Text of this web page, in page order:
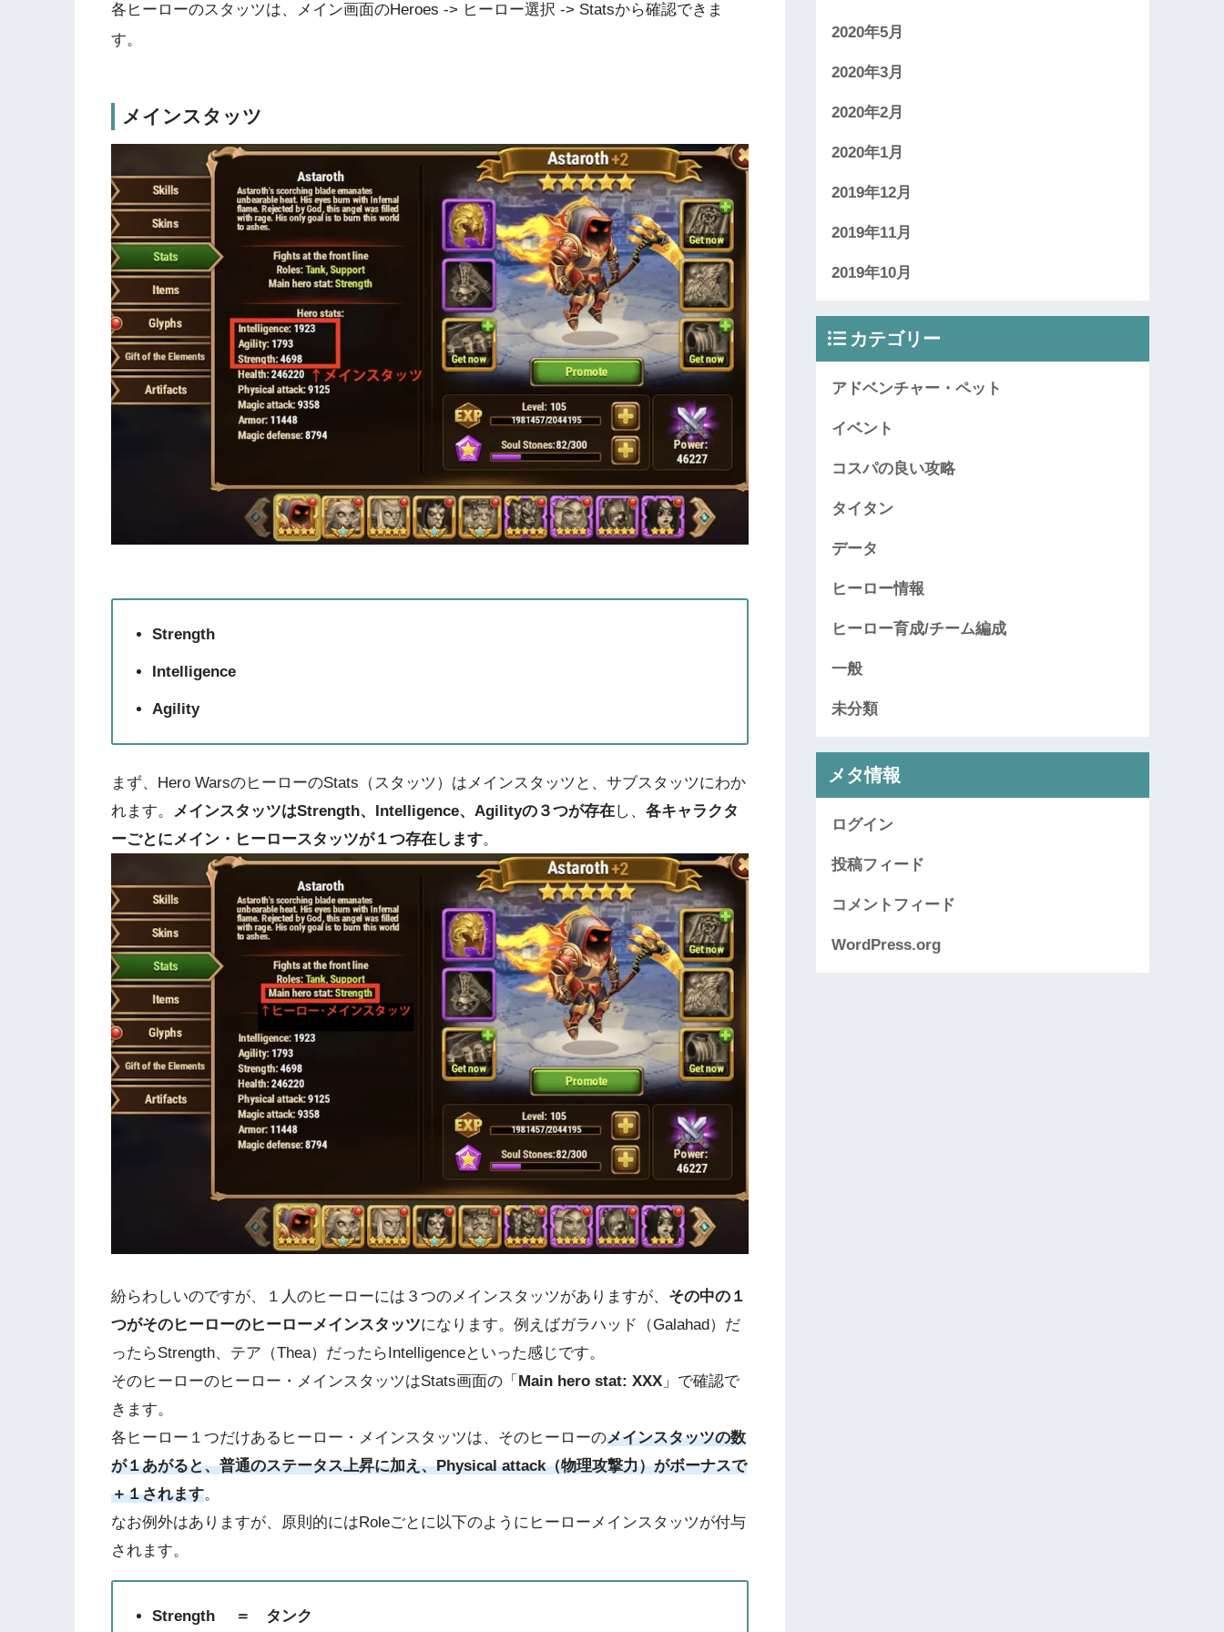
各ヒーローのスタッツは、メイン画面のHeroes -> ヒーロー選択 -> Statsから確認できま
す。
メインスタッツ
Strength
Intelligence
Agility
まず、Hero WarsのヒーローのStats（スタッツ）はメインスタッツと、サブスタッツにわか
れます。
メインスタッツはStrength、Intelligence、Agilityの３つが存在し、 各キャラクタ
ーごとにメイン・ヒーロースタッツが１つ存在します。
紛らわしいのですが、１人のヒーローには３つのメインスタッツがありますが、 その中の１
つがそのヒーローのヒーローメインスタッツになります。例えばガラハッド（Galahad）だ
ったらStrength、テア（Thea）だったらIntelligenceといった感じです。
そのヒーローのヒーロー・メインスタッツはStats画面の「 Main hero stat: XXX 」で確認で
きます。
各ヒーロー１つだけあるヒーロー・メインスタッツは、そのヒーローのメインスタッツの数
が１あがると、普通のステータス上昇に加え、Physical attack（物理攻撃力）がボーナスで
＋１されます。
なお例外はありますが、原則的にはRoleごとに以下のようにヒーローメインスタッツが付与
されます。
Strength ＝ タンク
2020年5月
2020年3月
2020年2月
2020年1月
2019年12月
2019年11月
2019年10月
カテゴリー
アドベンチャー・ペット
イベント
コスパの良い攻略
タイタン
データ
ヒーロー情報
ヒーロー育成/チーム編成
一般
未分類
メタ情報
ログイン
投稿フィード
コメントフィード
WordPress.org